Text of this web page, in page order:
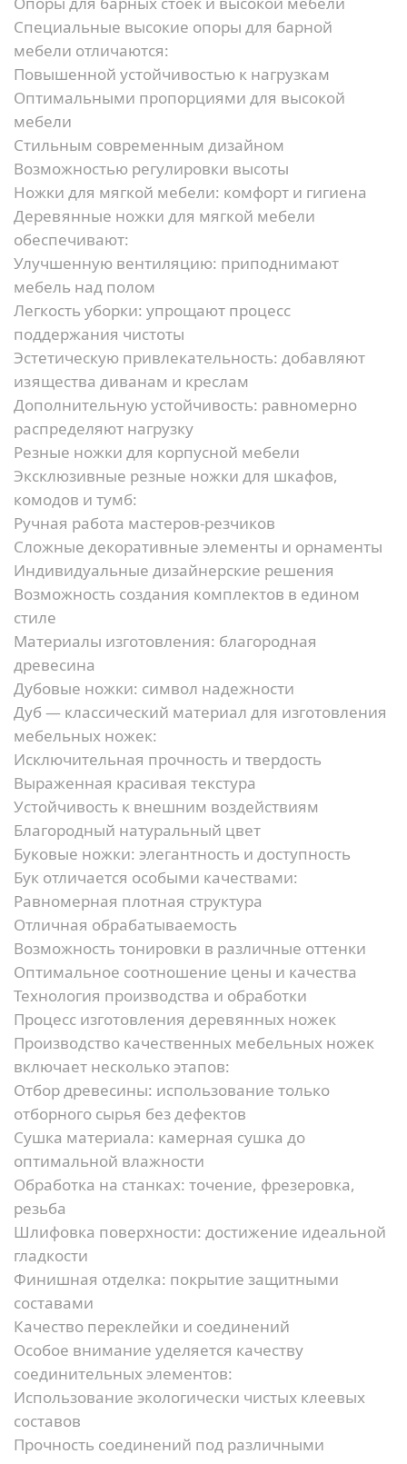
Специальные высокие опоры для барной
мебели отличаются:
Повышенной устойчивостью к нагрузкам
Оптимальными пропорциями для высокой
мебели
Стильным современным дизайном
Возможностью регулировки высоты
Ножки для мягкой мебели: комфорт и гигиена
Деревянные ножки для мягкой мебели
обеспечивают:
Улучшенную вентиляцию: приподнимают
мебель над полом
Легкость уборки: упрощают процесс
поддержания чистоты
Эстетическую привлекательность: добавляют
изящества диванам и креслам
Дополнительную устойчивость: равномерно
распределяют нагрузку
Резные ножки для корпусной мебели
Эксклюзивные резные ножки для шкафов,
комодов и тумб:
Ручная работа мастеров-резчиков
Сложные декоративные элементы и орнаменты
Индивидуальные дизайнерские решения
Возможность создания комплектов в едином
стиле
Материалы изготовления: благородная
древесина
Дубовые ножки: символ надежности
Дуб — классический материал для изготовления
мебельных ножек:
Исключительная прочность и твердость
Выраженная красивая текстура
Устойчивость к внешним воздействиям
Благородный натуральный цвет
Буковые ножки: элегантность и доступность
Бук отличается особыми качествами:
Равномерная плотная структура
Отличная обрабатываемость
Возможность тонировки в различные оттенки
Оптимальное соотношение цены и качества
Технология производства и обработки
Процесс изготовления деревянных ножек
Производство качественных мебельных ножек
включает несколько этапов:
Отбор древесины: использование только
отборного сырья без дефектов
Сушка материала: камерная сушка до
оптимальной влажности
Обработка на станках: точение, фрезеровка,
резьба
Шлифовка поверхности: достижение идеальной
гладкости
Финишная отделка: покрытие защитными
составами
Качество переклейки и соединений
Особое внимание уделяется качеству
соединительных элементов:
Использование экологически чистых клеевых
составов
Прочность соединений под различными